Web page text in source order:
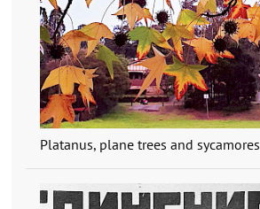
Platanus, plane trees and sycamores